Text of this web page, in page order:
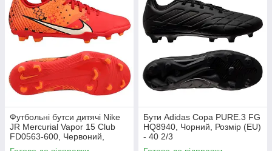
Футбольні бутси дитячі Nike
JR Mercurial Vapor 15 Club
FD0563-600, Червоний,
Розмір (EU) - 38
Бути Adidas Copa PURE.3 FG
HQ8940, Чорний, Розмір (EU)
- 40 2/3